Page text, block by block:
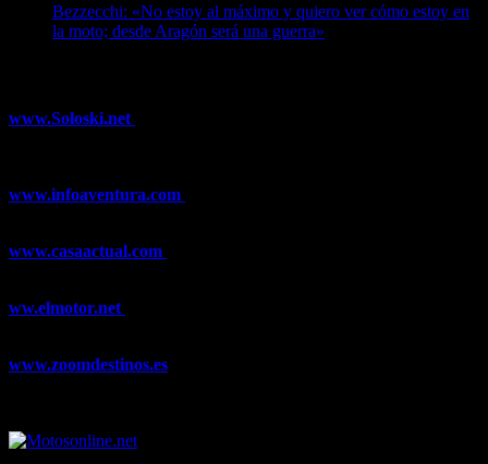
Bezzecchi: «No estoy al máximo y quiero ver cómo estoy en
la moto; desde Aragón será una guerra»
www.Soloski.net
www.infoaventura.com
www.casaactual.com
ww.elmotor.net
www.zoomdestinos.es